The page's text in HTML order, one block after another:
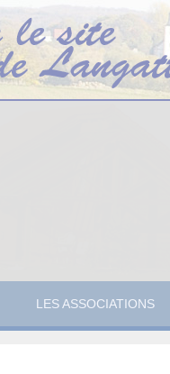
LES ASSOCIATIONS